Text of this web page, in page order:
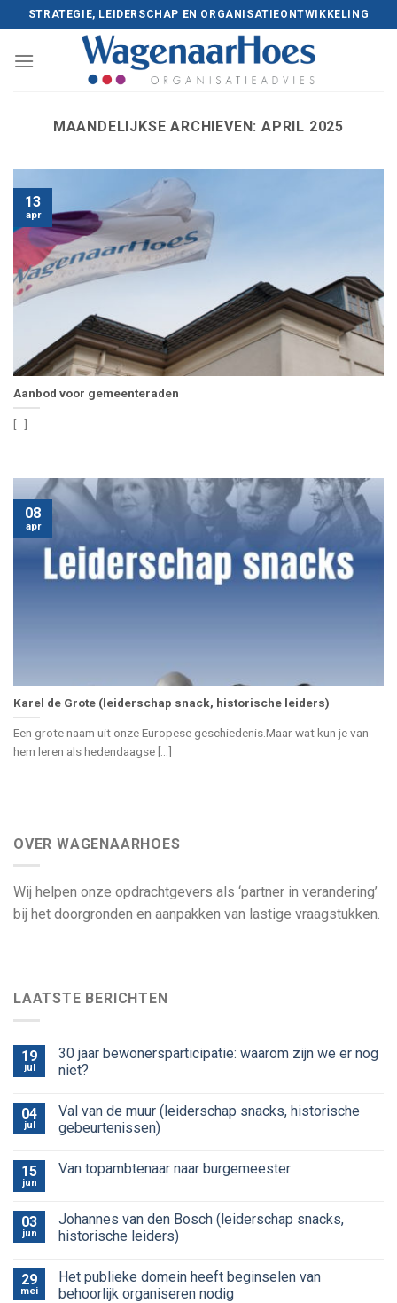
to
content
STRATEGIE, LEIDERSCHAP EN ORGANISATIEONTWIKKELING
MAANDELIJKSE ARCHIEVEN:APRIL 2025
Aanbod voor gemeenteraden
[...]
13
apr
Karel de Grote (leiderschap snack, historische leiders)
Een grote naam uit onze Europese geschiedenis.Maar wat kun je van
hem leren als hedendaagse [...]
08
apr
OVER WAGENAARHOES
Wij helpen onze opdrachtgevers als ‘partner in verandering’
bij het doorgronden en aanpakken van lastige vraagstukken.
LAATSTE BERICHTEN
19
jul
30 jaar bewonersparticipatie: waarom zijn we er nog
niet?
04
jul
Val van de muur (leiderschap snacks, historische
gebeurtenissen)
15
jun
Van topambtenaar naar burgemeester
03
jun
Johannes van den Bosch (leiderschap snacks,
historische leiders)
29
mei
Het publieke domein heeft beginselen van
behoorlijk organiseren nodig